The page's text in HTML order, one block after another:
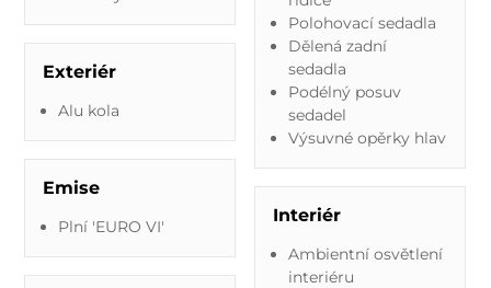
Exteriér
Alu kola
Emise
Plní 'EURO VI'
Polohovací sedadla
Dělená zadní
sedadla
Podélný posuv
sedadel
Výsuvné opěrky hlav
Interiér
Ambientní osvětlení
interiéru